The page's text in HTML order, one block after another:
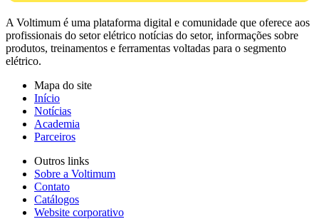
A Voltimum é uma plataforma digital e comunidade que oferece aos
profissionais do setor elétrico notícias do setor, informações sobre
produtos, treinamentos e ferramentas voltadas para o segmento
elétrico.
Mapa do site
Início
Notícias
Academia
Parceiros
Outros links
Sobre a Voltimum
Contato
Catálogos
Website corporativo